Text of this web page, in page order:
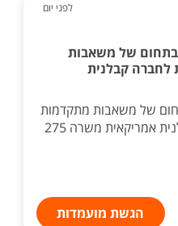
לפני יום
של משאבות
לחברה קבלנית
של משאבות מתקדמות
וצנרת תעשייתית לחברה קבלנית אמריקאית משרה 275
הגשת מועמדות